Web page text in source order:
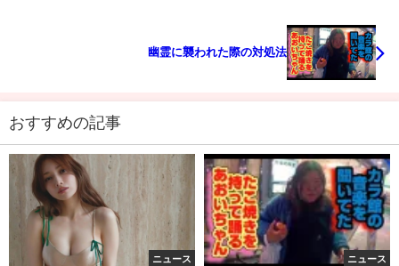
幽霊に襲われた際の対処法
おすすめの記事
ニュース ニュース